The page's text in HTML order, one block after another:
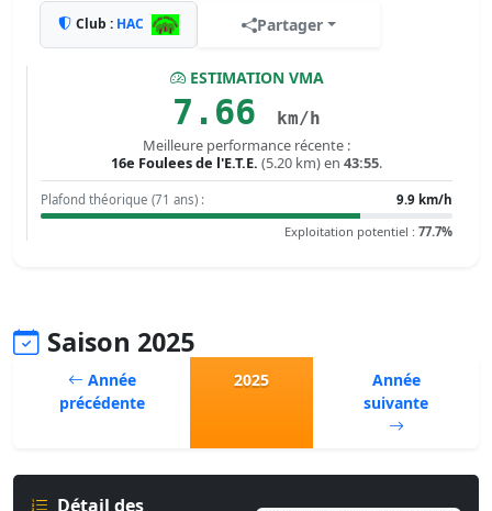
Club : HAC Partager
ESTIMATION VMA
7.66 km/h
Meilleure performance récente :
16e Foulees de l'E.T.E. (5.20 km) en 43:55.
Plafond théorique (71 ans) :
9.9 km/h
Exploitation potentiel : 77.7%
Saison 2025
Année
précédente
2025
Année
suivante
Détail des